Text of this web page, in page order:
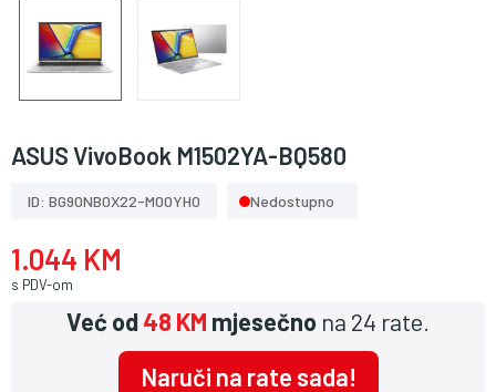
ASUS VivoBook M1502YA-BQ580
ID: BG90NB0X22-M00YH0 Nedostupno
1.044 KM
s PDV-om
Već od48 KM mjesečno na 24 rate.
Naruči na rate sada!